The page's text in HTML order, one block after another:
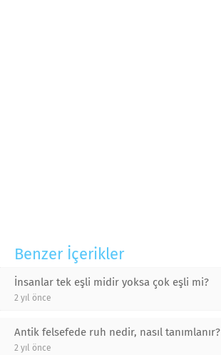
Benzer İçerikler
İnsanlar tek eşli midir yoksa çok eşli mi?
2 yıl önce
Antik felsefede ruh nedir, nasıl tanımlanır?
2 yıl önce